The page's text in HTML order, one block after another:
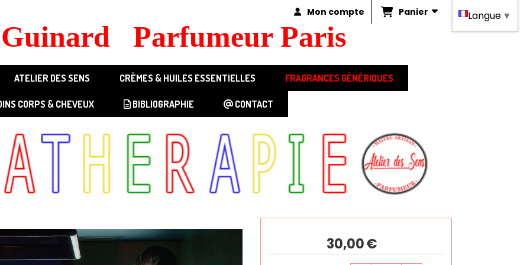
Parfumeur Paris
Mon compte Panier
ATELIER DES SENS CRÈMES & HUILES ESSENTIELLES FRAGRANCES GÉNÉRIQUES
CORPS & CHEVEUX BIBLIOGRAPHIE CONTACT
SENS FRAGRANCES GÉNÉRIQUES GÉNÉRIQUE HOMME 1 Z - ZIGGI 100ML
Z - ZIGGI 100ml
30,00€
Langue ▼